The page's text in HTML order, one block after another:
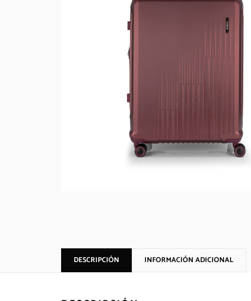
DESCRIPCIÓN INFORMACIÓN ADICIONAL